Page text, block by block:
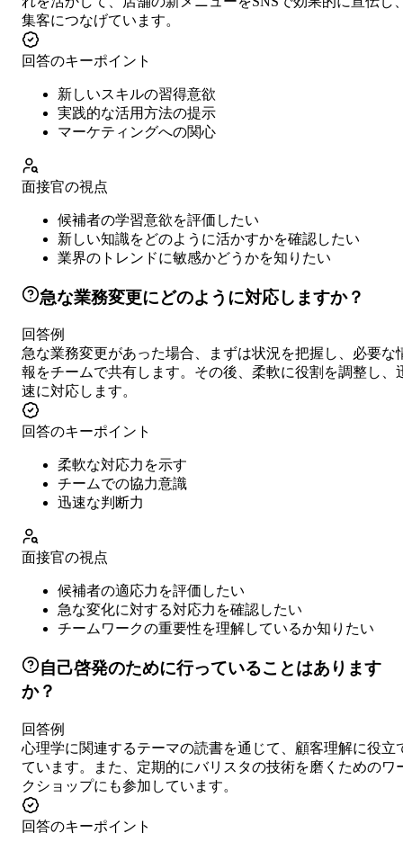
集客につなげています。
回答のキーポイント
新しいスキルの習得意欲
実践的な活用方法の提示
マーケティングへの関心
面接官の視点
候補者の学習意欲を評価したい
新しい知識をどのように活かすかを確認したい
業界のトレンドに敏感かどうかを知りたい
急な業務変更にどのように対応しますか？
回答例
急な業務変更があった場合、まずは状況を把握し、必要な
報をチームで共有します。その後、柔軟に役割を調整し、
速に対応します。
回答のキーポイント
柔軟な対応力を示す
チームでの協力意識
迅速な判断力
面接官の視点
候補者の適応力を評価したい
急な変化に対する対応力を確認したい
チームワークの重要性を理解しているか知りたい
自己啓発のために行っていることはあります
か？
回答例
心理学に関連するテーマの読書を通じて、顧客理解に役立
ています。また、定期的にバリスタの技術を磨くためのワ
クショップにも参加しています。
回答のキーポイント